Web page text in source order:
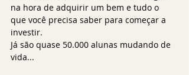
na hora de adquirir um bem e tudo o
que você precisa saber para começar a
investir.
Já são quase 50.000 alunas mudando de
vida...